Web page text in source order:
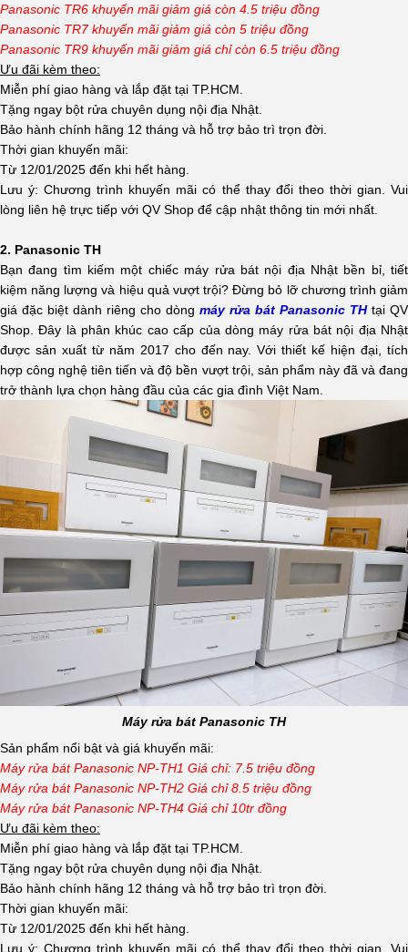
Panasonic TR6 khuyến mãi giảm giá còn 4.5 triệu đồng
Panasonic TR7 khuyến mãi giảm giá còn 5 triệu đồng
Panasonic TR9 khuyến mãi giảm giá chỉ còn 6.5 triệu đồng
Ưu đãi kèm theo:
Miễn phí giao hàng và lắp đặt tại TP.HCM.
Tặng ngay bột rửa chuyên dụng nội địa Nhật.
Bảo hành chính hãng 12 tháng và hỗ trợ bảo trì trọn đời.
Thời gian khuyến mãi:
Từ 12/01/2025 đến khi hết hàng.
Lưu ý: Chương trình khuyến mãi có thể thay đổi theo thời gian. Vui
lòng liên hệ trực tiếp với QV Shop để cập nhật thông tin mới nhất.
2. Panasonic TH
Bạn đang tìm kiếm một chiếc máy rửa bát nội địa Nhật bền bỉ, tiết
kiệm năng lượng và hiệu quả vượt trội? Đừng bỏ lỡ chương trình giảm
giá đặc biệt dành riêng cho dòng máy rửa bát Panasonic THtại QV
Shop. Đây là phân khúc cao cấp của dòng máy rửa bát nội địa Nhật
được sản xuất từ năm 2017 cho đến nay. Với thiết kế hiện đại, tích
hợp công nghệ tiên tiến và độ bền vượt trội, sản phẩm này đã và đang
trở thành lựa chọn hàng đầu của các gia đình Việt Nam.
Máy rửa bát Panasonic TH
Sản phẩm nổi bật và giá khuyến mãi:
Máy rửa bát Panasonic NP-TH1 Giá chỉ: 7.5 triệu đồng
Máy rửa bát Panasonic NP-TH2 Giá chỉ 8.5 triệu đồng
Máy rửa bát Panasonic NP-TH4 Giá chỉ 10tr đồng
Ưu đãi kèm theo:
Miễn phí giao hàng và lắp đặt tại TP.HCM.
Tặng ngay bột rửa chuyên dụng nội địa Nhật.
Bảo hành chính hãng 12 tháng và hỗ trợ bảo trì trọn đời.
Thời gian khuyến mãi:
Từ 12/01/2025 đến khi hết hàng.
Lưu ý: Chương trình khuyến mãi có thể thay đổi theo thời gian. Vui